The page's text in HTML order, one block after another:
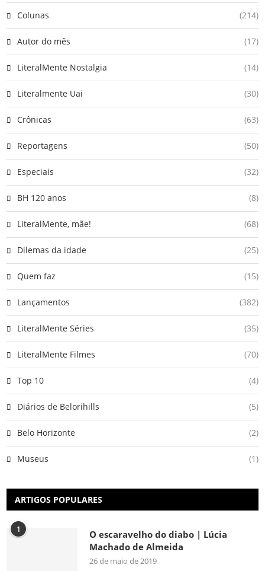
Colunas (214)
Autor do mês (17)
LiteralMente Nostalgia (14)
Literalmente Uai (30)
Crônicas (63)
Reportagens (50)
Especiais (32)
BH 120 anos (8)
LiteralMente, mãe! (68)
Dilemas da idade (25)
Quem faz (15)
Lançamentos (382)
LiteralMente Séries (35)
LiteralMente Filmes (70)
Top 10 (4)
Diários de Belorihills (5)
Belo Horizonte (2)
Museus (1)
ARTIGOS POPULARES
1
O escaravelho do diabo | Lúcia
Machado de Almeida
26 de maio de 2019